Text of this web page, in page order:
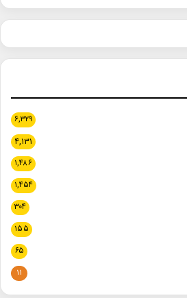
۶,۳۲۹
۴,۱۳۱
۱,۴۸۶
۱,۴۵۴
۳۰۴
۱۵۵
۶۵
۱۱